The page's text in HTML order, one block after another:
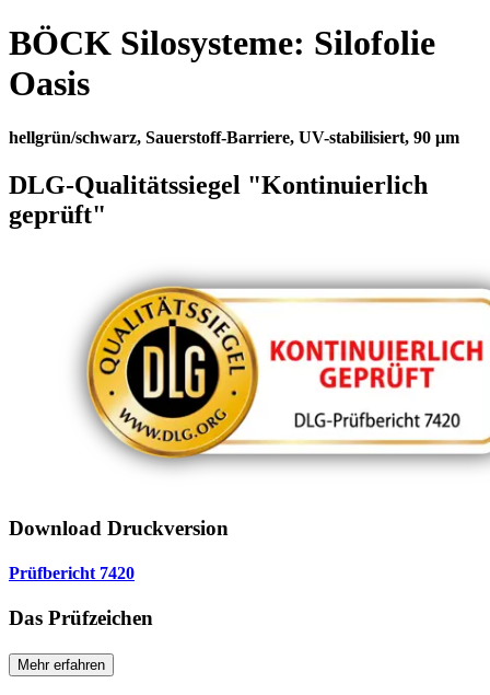
BÖCK Silosysteme: Silofolie
Oasis
hellgrün/schwarz, Sauerstoff-Barriere, UV-stabilisiert, 90 μm
DLG-Qualitätssiegel "Kontinuierlich
geprüft"
Download Druckversion
Prüfbericht 7420
Das Prüfzeichen
Mehr erfahren